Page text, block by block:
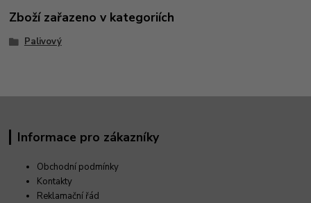
Zboží zařazeno v kategoriích
Palivový
Informace pro zákazníky
Obchodní podmínky
Kontakty
Reklamační řád